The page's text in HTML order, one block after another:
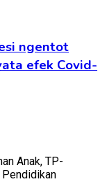
ngentot
efek Covid-